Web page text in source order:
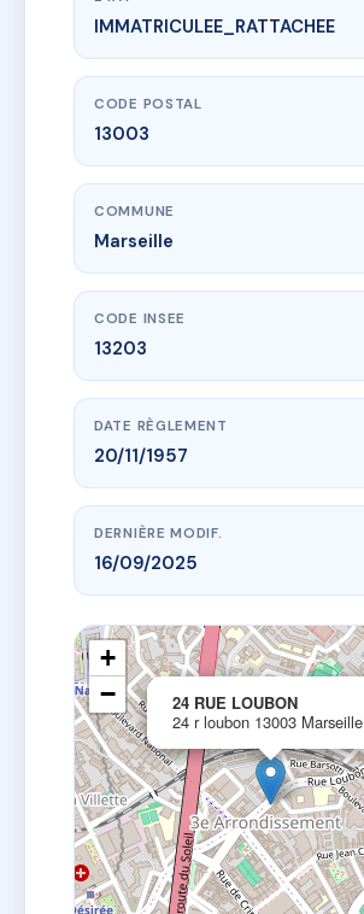
www.vme.plus/AF2513711
24 RUE LOUBON
24 r loubon13003 Marseille
IMMATRICULEE_RATTACHEE
CODE POSTAL
13003
COMMUNE
Marseille
CODE INSEE
13203
DATE RÈGLEMENT
20/11/1957
DERNIÈRE MODIF.
16/09/2025
24 RUE LOUBON
24 r loubon 13003 Marseille
+
−